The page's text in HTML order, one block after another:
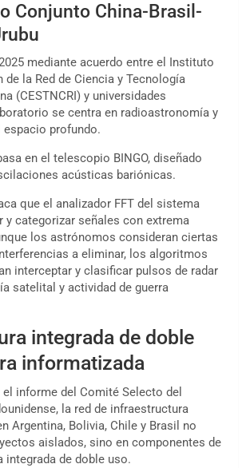
Conjunto China-Brasil-
mediante acuerdo entre el Instituto
de la Red de Ciencia y Tecnología
(CESTNCRI) y universidades
se centra en radioastronomía y
profundo.
en el telescopio BINGO, diseñado
acústicas bariónicas.
que el analizador FFT del sistema
y categorizar señales con extrema
los astrónomos consideran ciertas
a eliminar, los algoritmos
interceptar y clasificar pulsos de radar
satelital y actividad de guerra
integrada de doble
informatizada
el informe del Comité Selecto del
la red de infraestructura
Argentina, Bolivia, Chile y Brasil no
aislados, sino en componentes de
integrada de doble uso.